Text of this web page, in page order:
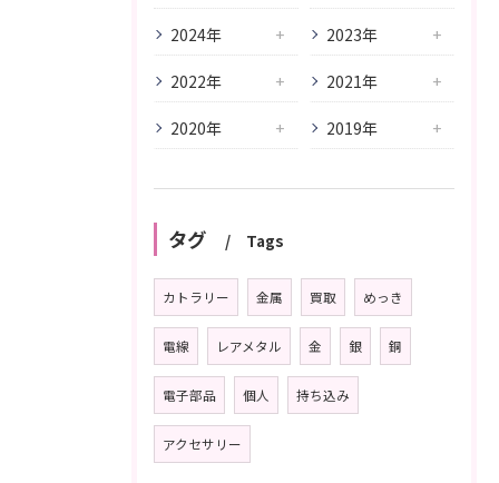
2024年 2023年
2022年 2021年
2020年 2019年
タグ Tags
カトラリー 金属 買取 めっき
電線 レアメタル 金 銀 銅
電子部品 個人 持ち込み
アクセサリー